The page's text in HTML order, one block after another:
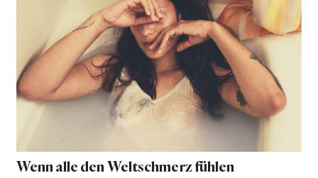
Wenn alle den Weltschmerz fühlen